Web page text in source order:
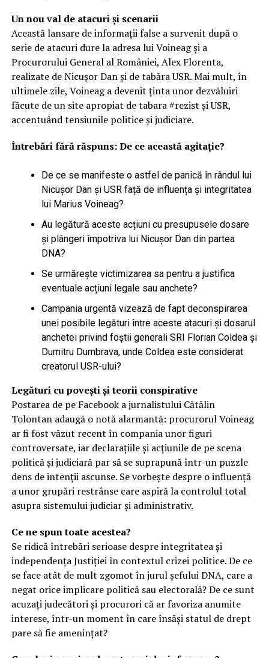
Un nou val de atacuri și scenarii
Această lansare de informații false a survenit după o
serie de atacuri dure la adresa lui Voineag și a
Procurorului General al României, Alex Florenta,
realizate de Nicușor Dan și de tabăra USR. Mai mult, în
ultimele zile, Voineag a devenit ținta unor dezvăluiri
făcute de un site apropiat de tabara #rezist și USR,
accentuând tensiunile politice și judiciare.
Întrebări fără răspuns: De ce această agitație?
De ce se manifeste o astfel de panică în rândul lui
Nicușor Dan și USR față de influența și integritatea
lui Marius Voineag?
Au legătură aceste acțiuni cu presupusele dosare
și plângeri împotriva lui Nicușor Dan din partea
DNA?
Se urmărește victimizarea sa pentru a justifica
eventuale acțiuni legale sau anchete?
Campania urgentă vizează de fapt deconspirarea
unei posibile legături între aceste atacuri și dosarul
anchetei privind foștii generali SRI Florian Coldea și
Dumitru Dumbrava, unde Coldea este considerat
creatorul USR-ului?
Legături cu povești și teorii conspirative
Postarea de pe Facebook a jurnalistului Cătălin
Tolontan adaugă o notă alarmantă: procurorul Voineag
ar fi fost văzut recent în compania unor figuri
controversate, iar declarațiile și acțiunile de pe scena
politică și judiciară par să se suprapună într-un puzzle
dens de intenții ascunse. Se vorbește despre o influență
a unor grupări restrânse care aspiră la controlul total
asupra sistemului judiciar și administrativ.
Ce ne spun toate acestea?
Se ridică întrebări serioase despre integritatea și
independența Justiției în contextul crizei politice. De ce
se face atât de mult zgomot în jurul șefului DNA, care a
negat orice implicare politică sau electorală? De ce sunt
acuzați judecători și procurori că ar favoriza anumite
interese, într-un moment în care însăși statul de drept
pare să fie amenințat?